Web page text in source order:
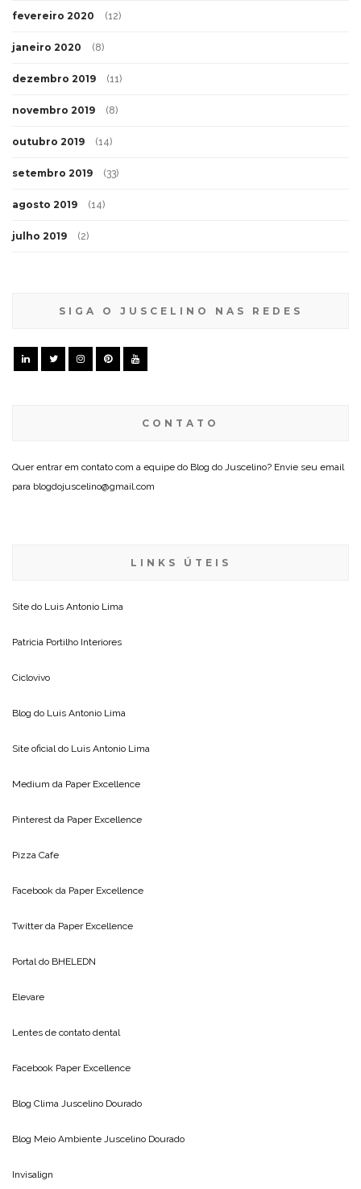
fevereiro 2020 (12)
janeiro 2020 (8)
dezembro 2019 (11)
novembro 2019 (8)
outubro 2019 (14)
setembro 2019 (33)
agosto 2019 (14)
julho 2019 (2)
SIGA O JUSCELINO NAS REDES
CONTATO
Quer entrar em contato com a equipe do Blog do Juscelino? Envie seu email
para blogdojuscelino@gmail.com
LINKS ÚTEIS
Site do Luis Antonio Lima
Patricia Portilho Interiores
Ciclovivo
Blog do Luis Antonio Lima
Site oficial do Luis Antonio Lima
Medium da Paper Excellence
Pinterest da Paper Excellence
Pizza Cafe
Facebook da Paper Excellence
Twitter da Paper Excellence
Portal do BHELEDN
Elevare
Lentes de contato dental
Facebook Paper Excellence
Blog Clima Juscelino Dourado
Blog Meio Ambiente Juscelino Dourado
Invisalign